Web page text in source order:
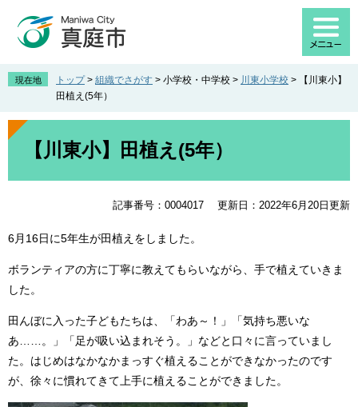
先
。
を
て
現在地 トップ > 組織でさがす > 小学校・中学校 > 川東小学校 >
【川東小】
田植え(5年）
本
【川東小】田植え(5年）
記事番号：0004017 更新日：2022年6月20日更新
6月16日に5年生が田植えをしました。
ボランティアの方に丁寧に教えてもらいながら、手で植えていきま
した。
田んぼに入った子どもたちは、「わあ～！」「気持ち悪いな
あ……。」「足が吸い込まれそう。」などと口々に言っていまし
た。はじめはなかなかまっすぐ植えることができなかったのです
が、徐々に慣れてきて上手に植えることができました。